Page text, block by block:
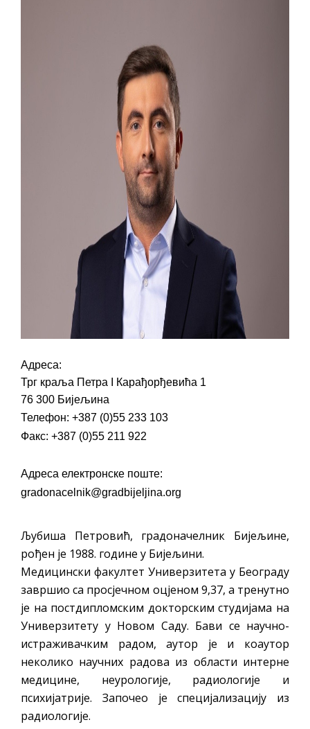
НА ГРАДСКИ МЈЕСЕЧНИ БОРАЧКИ
ДОДАТАК ЗА ДЕМОБИЛИСАНЕ БОРЦЕ
ВОЈСКЕ РЕПУБЛИКЕ СРПСКЕ У СТАЊУ
СОЦИЈАЛНЕ ПОТРЕБЕ
Обрасци захтјева за регресирано
гориво доступни од 13. марта до 15.
новембра
Захтјев за издавање ПОНОСНЕ КАРТИЦЕ
Обавјештење о забрани саобраћаја 6. и
7. августа
Обавјештење за предузетника - Вера
Адреса:
Трг краља Петра I Карађорђевића 1
76 300 Бијељина
Телефон: +387 (0)55 233 103
Факс: +387 (0)55 211 922
Адреса електронске поште:
gradonacelnik@gradbijeljina.org
Љубиша Петровић, градоначелник Бијељине,
рођен је 1988. године у Бијељини.
Медицински факултет Универзитета у Београду
завршио са просјечном оцјеном 9,37, а тренутно
је на постдипломским докторским студијама на
Универзитету у Новом Саду. Бави се научно-
истраживачким радом, аутор је и коаутор
неколико научних радова из области интерне
медицине, неурологије, радиологије и
психијатрије. Започео је специјализацију из
радиологије.